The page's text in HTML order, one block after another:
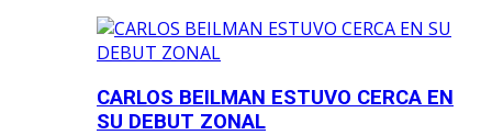
CARLOS BEILMAN ESTUVO CERCA EN
SU DEBUT ZONAL